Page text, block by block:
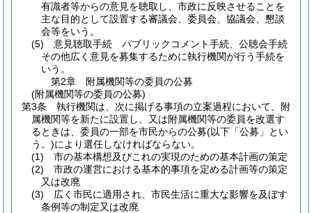
有識者等からの意見を聴取し、市政に反映させることを
主な目的として設置する審議会、委員会、協議会、懇談
会等をいう。
(5)
意見聴取手続 パブリックコメント手続、公聴会手続
その他広く意見を募集するために執行機関が行う手続を
いう。
第2章
附属機関等の委員の公募
(附属機関等の委員の公募)
第3条
執行機関は、次に掲げる事項の立案過程において、附
属機関等を新たに設置し、又は附属機関等の委員を改選す
るときは、委員の一部を市民からの公募(以下「公募」とい
う。)により選任しなければならない。
(1)
市の基本構想及びこれの実現のための基本計画の策定
(2)
市政の運営における基本的事項を定める計画等の策定
又は改廃
(3)
広く市民に適用され、市民生活に重大な影響を及ぼす
条例等の制定又は改廃